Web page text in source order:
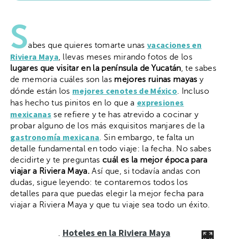
Sabes que quieres tomarte unas vacaciones en
Riviera Maya, llevas meses mirando fotos de los
lugares que visitar en la península de Yucatán, te sabes
de memoria cuáles son las mejores ruinas mayas y
dónde están los mejores cenotes de México. Incluso
has hecho tus pinitos en lo que a expresiones
mexicanas se refiere y te has atrevido a cocinar y
probar alguno de los más exquisitos manjares de la
gastronomía mexicana. Sin embargo, te falta un
detalle fundamental en todo viaje: la fecha. No sabes
decidirte y te preguntascuál es la mejor época para
viajar a Riviera Maya.Así que, si todavía andas con
dudas, sigue leyendo: te contaremos todos los
detalles para que puedas elegir la mejor fecha para
viajar a Riviera Maya y que tu viaje sea todo un éxito.
. Hoteles en la Riviera Maya